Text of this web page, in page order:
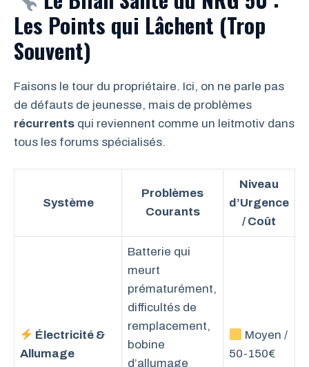
Les Points qui Lâchent (Trop
Souvent)
Faisons le tour du propriétaire. Ici, on ne parle pas
de défauts de jeunesse, mais de problèmes
récurrents qui reviennent comme un leitmotiv dans
tous les forums spécialisés.
Système
Problèmes
Courants
Niveau
d’Urgence
/ Coût
Électricité &
Allumage
Batterie qui
meurt
prématurément,
difficultés de
remplacement,
bobine
d’allumage
Moyen /
50-150€